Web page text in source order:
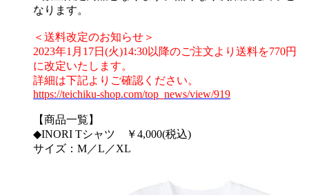
なります。
＜送料改定のお知らせ＞
2023年1月17日(火)14:30以降のご注文より送料を770円
に改定いたします。
詳細は下記よりご確認ください。
https://teichiku-shop.com/top_news/view/919
【商品一覧】
◆INORI Tシャツ ￥4,000(税込)
サイズ：M／L／XL